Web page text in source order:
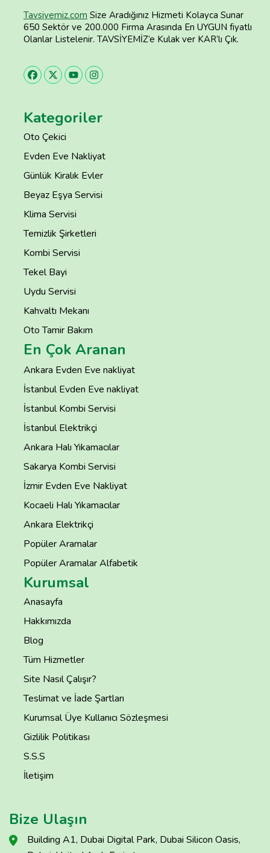
Tavsiyemiz.com Size Aradığınız Hizmeti Kolayca Sunar
650 Sektör ve 200.000 Firma Arasında En UYGUN fiyatlı
Olanlar Listelenir. TAVSİYEMİZ’e Kulak ver KAR’lı Çık.
Kategoriler
Oto Çekici
Evden Eve Nakliyat
Günlük Kiralık Evler
Beyaz Eşya Servisi
Klima Servisi
Temizlik Şirketleri
Kombi Servisi
Tekel Bayi
Uydu Servisi
Kahvaltı Mekanı
Oto Tamir Bakım
En Çok Aranan
Ankara Evden Eve nakliyat
İstanbul Evden Eve nakliyat
İstanbul Kombi Servisi
İstanbul Elektrikçi
Ankara Halı Yıkamacılar
Sakarya Kombi Servisi
İzmir Evden Eve Nakliyat
Kocaeli Halı Yıkamacılar
Ankara Elektrikçi
Popüler Aramalar
Popüler Aramalar Alfabetik
Kurumsal
Anasayfa
Hakkımızda
Blog
Tüm Hizmetler
Site Nasıl Çalışır?
Teslimat ve İade Şartları
Kurumsal Üye Kullanıcı Sözleşmesi
Gizlilik Politikası
S.S.S
İletişim
Bize Ulaşın
Building A1, Dubai Digital Park, Dubai Silicon Oasis,